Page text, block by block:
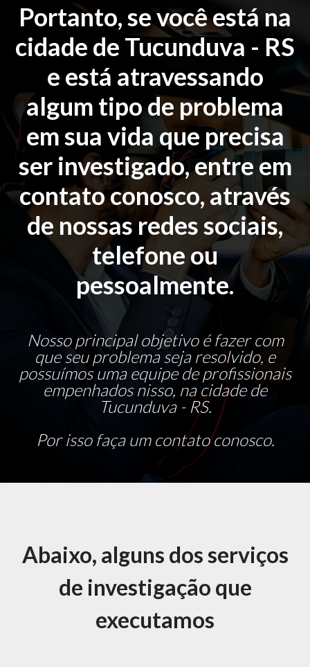
Portanto, se você está na
cidade de Tucunduva - RS
e está atravessando
algum tipo de problema
em sua vida que precisa
ser investigado, entre em
contato conosco, através
de nossas redes sociais,
telefone ou
pessoalmente.
Nosso principal objetivo é fazer com
que seu problema seja resolvido, e
possuímos uma equipe de profissionais
empenhados nisso, na cidade de
Tucunduva - RS.
Por isso faça um contato conosco.
Abaixo, alguns dos serviços
de investigação que
executamos